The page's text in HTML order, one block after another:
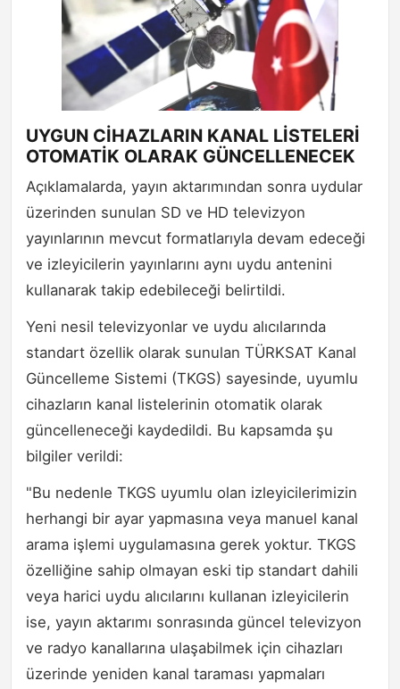
UYGUN CİHAZLARIN KANAL LİSTELERİ
OTOMATİK OLARAK GÜNCELLENECEK
Açıklamalarda, yayın aktarımından sonra uydular
üzerinden sunulan SD ve HD televizyon
yayınlarının mevcut formatlarıyla devam edeceği
ve izleyicilerin yayınlarını aynı uydu antenini
kullanarak takip edebileceği belirtildi.
Yeni nesil televizyonlar ve uydu alıcılarında
standart özellik olarak sunulan TÜRKSAT Kanal
Güncelleme Sistemi (TKGS) sayesinde, uyumlu
cihazların kanal listelerinin otomatik olarak
güncelleneceği kaydedildi. Bu kapsamda şu
bilgiler verildi:
"Bu nedenle TKGS uyumlu olan izleyicilerimizin
herhangi bir ayar yapmasına veya manuel kanal
arama işlemi uygulamasına gerek yoktur. TKGS
özelliğine sahip olmayan eski tip standart dahili
veya harici uydu alıcılarını kullanan izleyicilerin
ise, yayın aktarımı sonrasında güncel televizyon
ve radyo kanallarına ulaşabilmek için cihazları
üzerinde yeniden kanal taraması yapmaları